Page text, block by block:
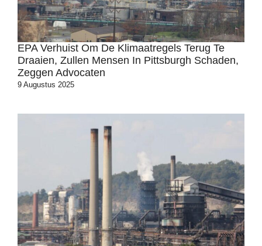
EPA Verhuist Om De Klimaatregels Terug Te
Draaien, Zullen Mensen In Pittsburgh Schaden,
Zeggen Advocaten
9 Augustus 2025